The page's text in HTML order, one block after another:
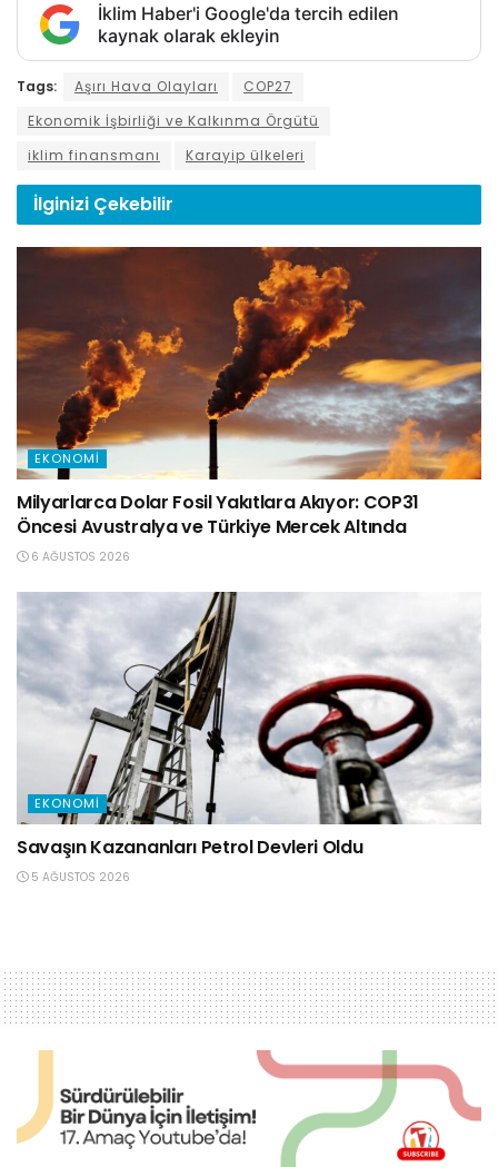
İklim Haber'i Google'da tercih edilen
kaynak olarak ekleyin
Tags: Aşırı Hava Olayları
COP27
Ekonomik İşbirliği ve Kalkınma Örgütü
iklim finansmanı
Karayip ülkeleri
İlginizi Çekebilir
EKONOMI
Milyarlarca Dolar Fosil Yakıtlara Akıyor: COP31
Öncesi Avustralya ve Türkiye Mercek Altında
6 AĞUSTOS 2026
EKONOMI
Savaşın Kazananları Petrol Devleri Oldu
5 AĞUSTOS 2026